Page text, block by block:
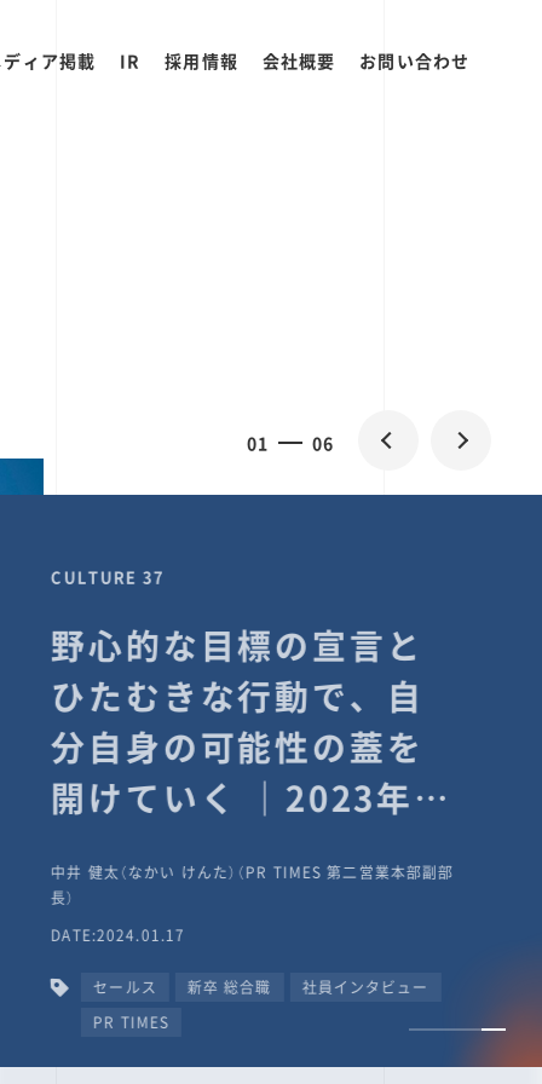
ィア掲載 IR 採用情報 会社概要 お問い合わせ
01 06
CULTURE 37
野心的な目標の宣言と
ひたむきな行動で、自
分自身の可能性の蓋を
開けていく ｜2023年度
タビュー #PR
TIMESな人たち
中井 健太（なかい けんた）（PR TIMES 第二営業本部副部
長）
DATE:2024.01.17
セールス 新卒 総合職
社員インタビュー
PR TIMES